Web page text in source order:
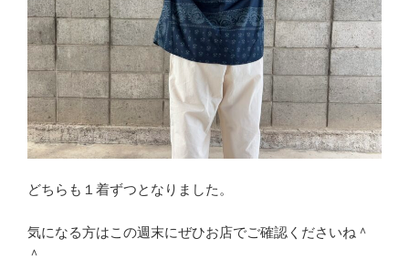
どちらも１着ずつとなりました。
気になる方はこの週末にぜひお店でご確認くださいね＾
＾